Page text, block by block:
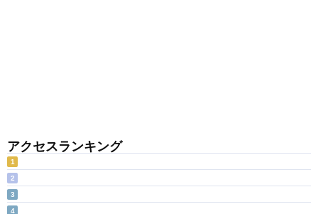
アクセスランキング
1
2
3
4